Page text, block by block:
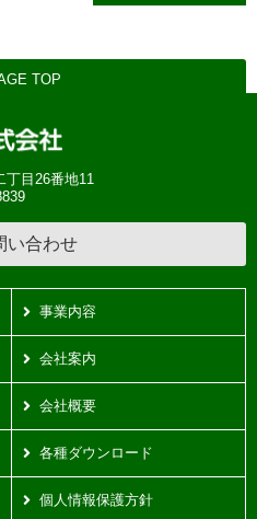
TOP
目26番地11
い合わせ
事業内容
会社案内
会社概要
各種ダウンロード
個人情報保護方針